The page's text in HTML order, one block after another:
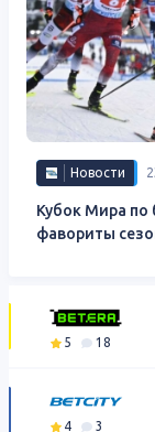
Новости
Кубок Мира по
фавориты
5 18
4 3